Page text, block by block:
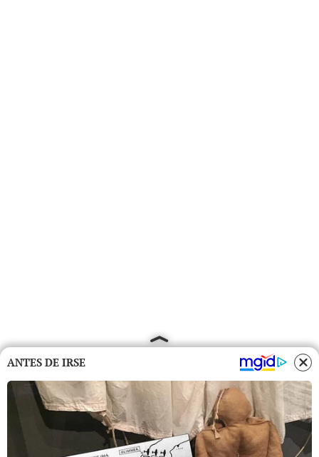
ANTES DE IRSE